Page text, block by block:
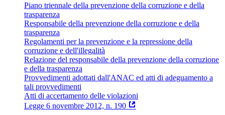
Piano triennale della prevenzione della corruzione e della
trasparenza
Responsabile della prevenzione della corruzione e della
trasparenza
Regolamenti per la prevenzione e la repressione della
corruzione e dell'illegalità
Relazione del responsabile della prevenzione della corruzione
e della trasparenza
Provvedimenti adottati dall'ANAC ed atti di adeguamento a
tali provvedimenti
Atti di accertamento delle violazioni
Legge 6 novembre 2012, n. 190